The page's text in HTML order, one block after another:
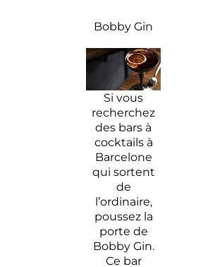
Bobby Gin
Si vous
recherchez
des bars à
cocktails à
Barcelone
qui sortent
de
l’ordinaire,
poussez la
porte de
Bobby Gin.
Ce bar